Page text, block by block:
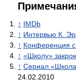
↑ IMDb
↑ Интервью К.
↑ Конференция
↑ «Школу»
↑ Сериал
24.02.2010